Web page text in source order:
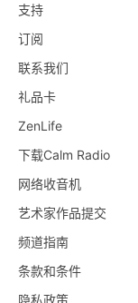
支持
订阅
联系我们
礼品卡
ZenLife
下载Calm Radio
网络收音机
艺术家作品提交
频道指南
条款和条件
隐私政策